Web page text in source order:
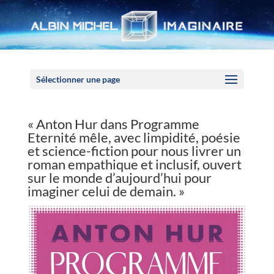
Sélectionner une page
« Anton Hur dans Programme
Eternité mêle, avec limpidité, poésie
et science-fiction pour nous livrer un
roman empathique et inclusif, ouvert
sur le monde d’aujourd’hui pour
imaginer celui de demain. »
Panneau de gestion des cookies